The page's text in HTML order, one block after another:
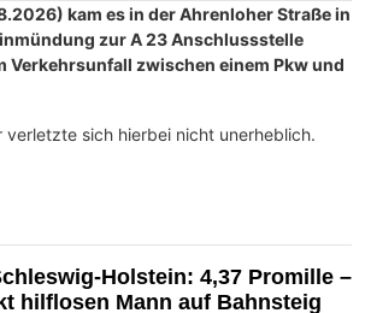
kam es in der Ahrenloher Straße in
zur A 23 Anschlussstelle
Verkehrsunfall zwischen einem Pkw und
verletzte sich hierbei nicht unerheblich.
Holstein: 4,37 Promille –
hilflosen Mann auf Bahnsteig